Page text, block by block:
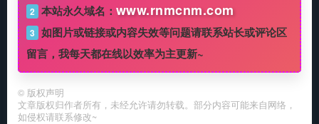
2 本站永久域名： www.rnmcnm.com
3 如图片或链接或内容失效等问题请联系站长或评论区
留言，我每天都在线以效率为主更新~
© 版权声明
文章版权归作者所有，未经允许请勿转载。部分内容可能来自网络，
如侵权请联系修改~